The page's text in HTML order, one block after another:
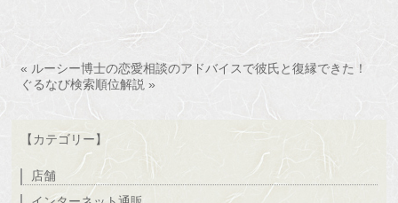
« ルーシー博士の恋愛相談のアドバイスで彼氏と復縁できた！
ぐるなび検索順位解説 »
【カテゴリー】
店舗